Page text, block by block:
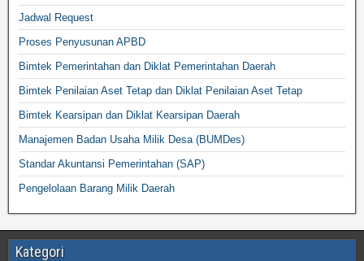
Jadwal Request
Proses Penyusunan APBD
Bimtek Pemerintahan dan Diklat Pemerintahan Daerah
Bimtek Penilaian Aset Tetap dan Diklat Penilaian Aset Tetap
Bimtek Kearsipan dan Diklat Kearsipan Daerah
Manajemen Badan Usaha Milik Desa (BUMDes)
Standar Akuntansi Pemerintahan (SAP)
Pengelolaan Barang Milik Daerah
Kategori